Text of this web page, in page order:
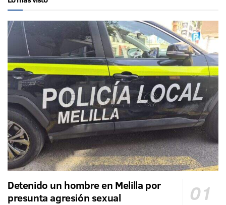
Detenido un hombre en Melilla por
presunta agresión sexual